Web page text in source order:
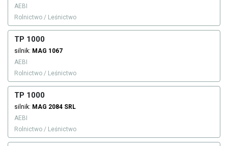
AEBI
Rolnictwo / Leśnictwo
TP 1000
silnik: MAG 1067
AEBI
Rolnictwo / Leśnictwo
TP 1000
silnik: MAG 2084 SRL
AEBI
Rolnictwo / Leśnictwo